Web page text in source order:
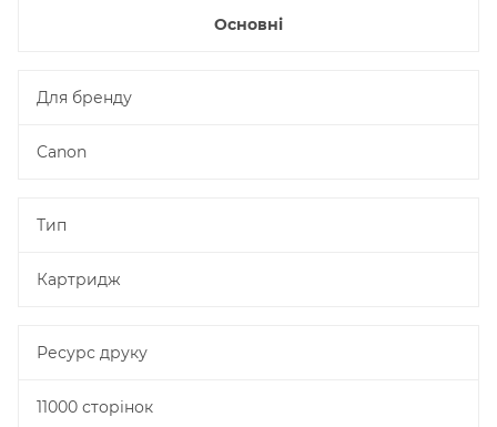
Основні
Для бренду
Canon
Тип
Картридж
Ресурс друку
11000 сторінок